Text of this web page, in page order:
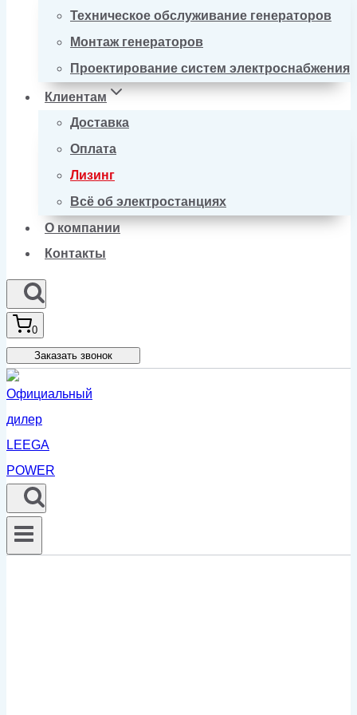
Техническое обслуживание генераторов
Монтаж генераторов
Проектирование систем электроснабжения
Клиентам
Доставка
Оплата
Лизинг
Всё об электростанциях
О компании
Контакты
0
Заказать звонок